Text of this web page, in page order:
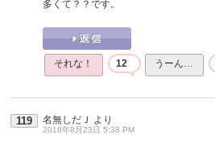
多くて？？です。
それな！ 12 うーん…
119 名無しだＪ より
2016年8月23日 5:38 PM